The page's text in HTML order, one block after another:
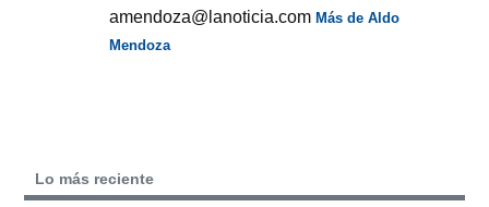
amendoza@lanoticia.comMás de Aldo
Mendoza
Lo más reciente